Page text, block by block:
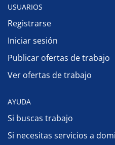
USUARIOS
Registrarse
Iniciar sesión
Publicar ofertas de trabajo
Ver ofertas de trabajo
AYUDA
Si buscas trabajo
Si necesitas servicios a